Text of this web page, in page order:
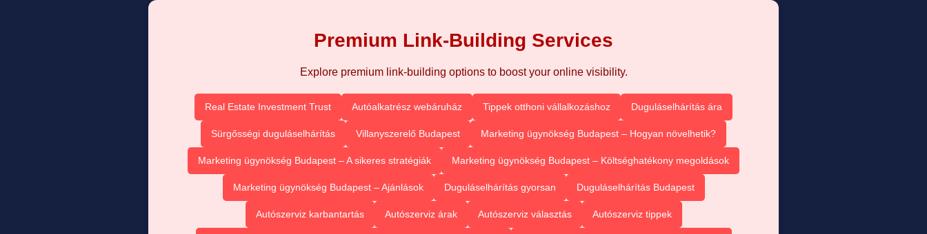
Premium Link-Building Services
Explore premium link-building options to boost your online visibility.
Real Estate Investment Trust Autóalkatrész webáruház Tippek otthoni vállalkozáshoz Duguláselhárítás ára
Sürgősségi duguláselhárítás Villanyszerelő Budapest Marketing ügynökség Budapest – Hogyan növelhetik?
Marketing ügynökség Budapest – A sikeres stratégiák Marketing ügynökség Budapest – Költséghatékony megoldások
Marketing ügynökség Budapest – Ajánlások Duguláselhárítás gyorsan Duguláselhárítás Budapest
Autószerviz karbantartás Autószerviz árak Autószerviz választás Autószerviz tippek